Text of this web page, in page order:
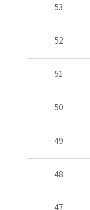
53
52
51
50
49
48
47